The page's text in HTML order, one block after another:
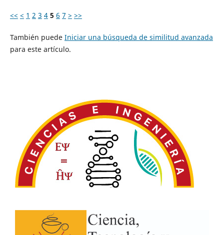
<< < 1 2 3 4 5 6 7 > >>
También puede Iniciar una búsqueda de similitud avanzada
para este artículo.